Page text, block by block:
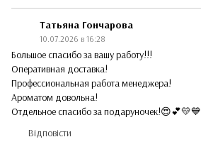
Татьяна Гончарова
10.07.2026 в 16:28
Большое спасибо за вашу работу!!!
Оперативная доставка!
Профессиональная работа менеджера!
Ароматом довольна!
Отдельное спасибо за подаруночек!😍💕💛💙
Відповісти